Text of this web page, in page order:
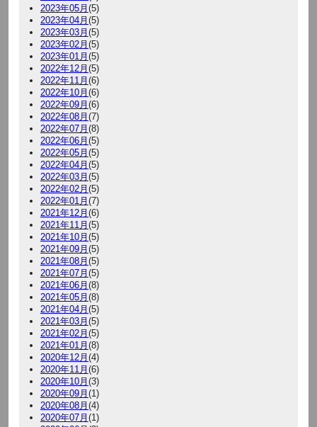
2023年05月(5)
2023年04月(5)
2023年03月(5)
2023年02月(5)
2023年01月(5)
2022年12月(5)
2022年11月(6)
2022年10月(6)
2022年09月(6)
2022年08月(7)
2022年07月(8)
2022年06月(5)
2022年05月(5)
2022年04月(5)
2022年03月(5)
2022年02月(5)
2022年01月(7)
2021年12月(6)
2021年11月(5)
2021年10月(5)
2021年09月(5)
2021年08月(5)
2021年07月(5)
2021年06月(8)
2021年05月(8)
2021年04月(5)
2021年03月(5)
2021年02月(5)
2021年01月(8)
2020年12月(4)
2020年11月(6)
2020年10月(3)
2020年09月(1)
2020年08月(4)
2020年07月(1)